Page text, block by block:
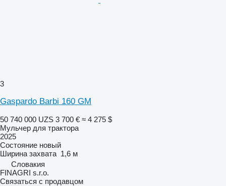
3
Gaspardo Barbi 160 GM
50 740 000 UZS 3 700 € ≈ 4 275 $
Мульчер для трактора
2025
Состояние новый
Ширина захвата 1,6 м
Словакия
FINAGRI s.r.o.
Связаться с продавцом